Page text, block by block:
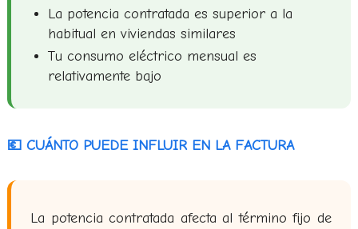
La potencia contratada es superior a la
habitual en viviendas similares
Tu consumo eléctrico mensual es
relativamente bajo
💶 CUÁNTO PUEDE INFLUIR EN LA FACTURA
La potencia contratada afecta al término fijo de